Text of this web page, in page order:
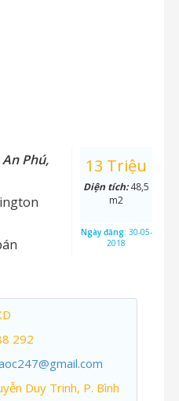
Phú,
13 Triệu
Diện tích:48,5
m2
Ngày đăng: 30-05-
2018
292
Duy Trinh, P. Bình